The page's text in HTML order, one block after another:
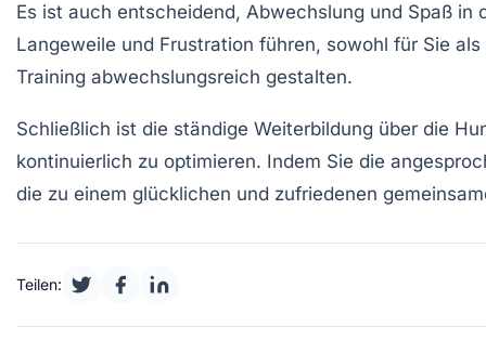
Es ist auch entscheidend, Abwechslung und Spaß in
Langeweile und Frustration führen, sowohl für Sie
Training abwechslungsreich gestalten.
Schließlich ist die ständige Weiterbildung über die
kontinuierlich zu optimieren. Indem Sie die
die zu einem glücklichen und zufriedenen
Teilen: